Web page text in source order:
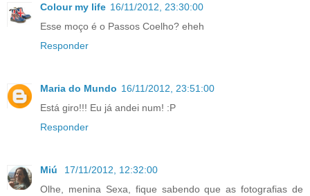
Colour my life 16/11/2012, 23:30:00
Esse moço é o Passos Coelho? eheh
Responder
Maria do Mundo 16/11/2012, 23:51:00
Está giro!!! Eu já andei num! :P
Responder
Miú
17/11/2012, 12:32:00
Olhe, menina Sexa, fique sabendo que as fotografias de